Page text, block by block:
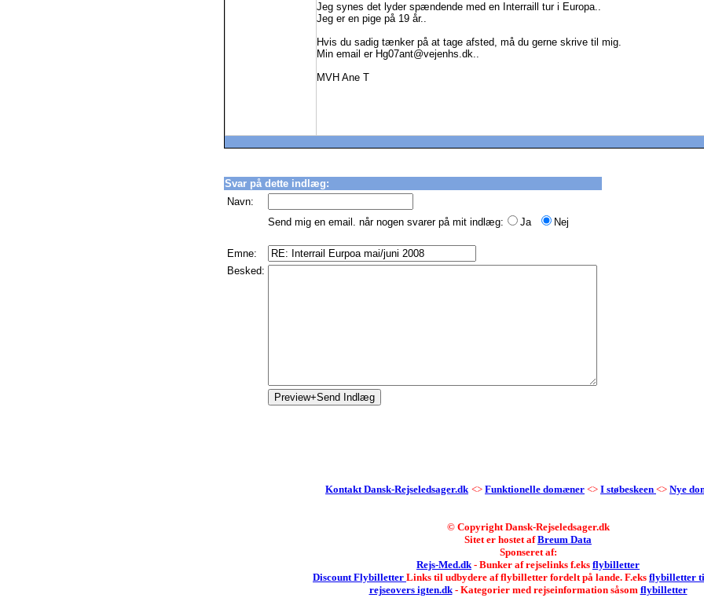
Jeg synes det lyder spændende med en Interraill tur i Europa..
Jeg er en pige på 19 år..
Hvis du sadig tænker på at tage afsted, må du gerne skrive til mig.
Min email er Hg07ant@vejenhs.dk..
MVH Ane T
Svar på dette indlæg:
Navn:
Send mig en email. når nogen svarer på mit indlæg:
Ja Nej
Emne:
Besked:
Kontakt Dansk-Rejseledsager.dk <> Funktionelle domæner <> I støbeskeen <> Nye
© Copyright Dansk-Rejseledsager.dk
Sitet er hostet afBreum Data
Sponseret af:
Rejs-Med.dk- Bunker af rejselinks f.eks flybilletter
Discount Flybilletter Links til udbydere af flybilletter fordelt på lande. F.eks flybilletter
rejseovers igten.dk- Kategorier med rejseinformation såsom flybilletter